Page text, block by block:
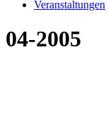
Veranstaltungen
04-2005